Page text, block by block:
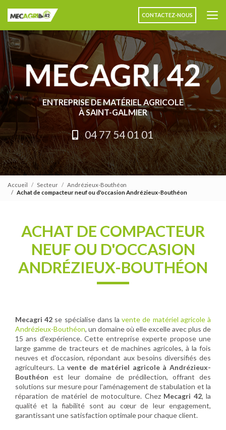
contenu
principal
CONTACTEZ-NOUS
ENTREPRISE DE MATÉRIEL AGRICOLE
À SAINT-GALMIER
04 77 54 01 01
Accueil Secteur
Andrézieux-Bouthéon
Achat de compacteur neuf ou d'occasion Andrézieux-Bouthéon
ACHAT DE COMPACTEUR
NEUF OU D'OCCASION
ANDRÉZIEUX-BOUTHÉON
Mecagri 42 se spécialise dans lavente de matériel agricole à
Andrézieux-Bouthéon, un domaine où elle excelle avec plus de
15 ans d'expérience. Cette entreprise experte propose une
large gamme de tracteurs et de machines agricoles, à la fois
neuves et d'occasion, répondant aux besoins diversifiés des
agriculteurs. Lavente de matériel agricole à Andrézieux-
Bouthéon est leur domaine de prédilection, offrant des
solutions sur mesure pour l'aménagement de stabulation et la
réparation de matériel de motoculture. Chez Mecagri 42, la
qualité et la fiabilité sont au cœur de leur engagement,
garantissant une satisfaction optimale pour chaque client.